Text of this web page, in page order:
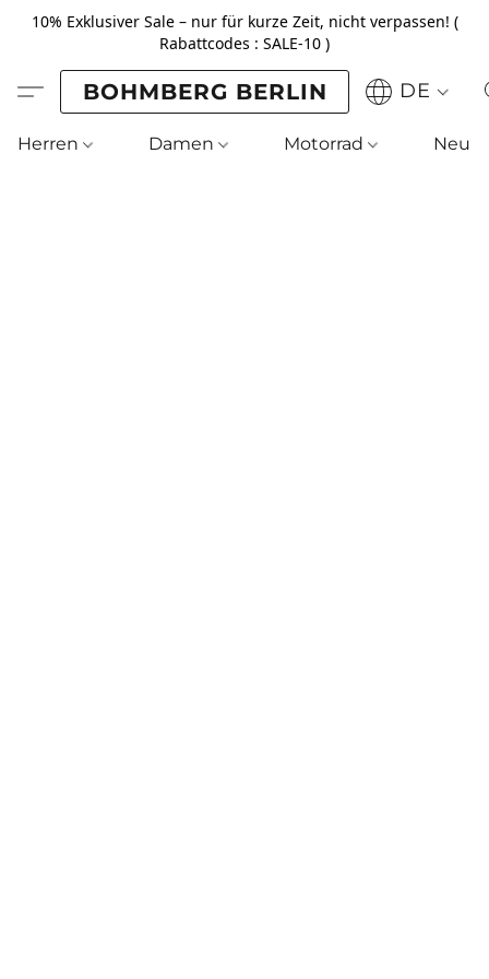
10% Exklusiver Sale – nur für kurze Zeit, nicht verpassen! (
Rabattcodes : SALE-10 )
BOHMBERG BERLIN DE
Herren Damen Motorrad Neu !